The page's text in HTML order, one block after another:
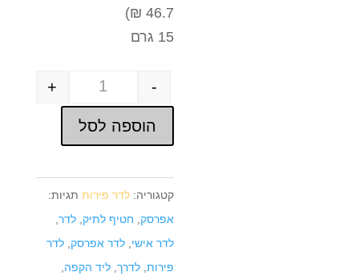
46.7 ₪)
15 גרם
-
+
הוספה לסל
קטגוריה:לדר פירות תגיות:
אפרסק חטיף לתיק ,לדר
לדר אישי ,לדר אפרסק ,לדר
פירות ,לדרך ,ליד הקפה